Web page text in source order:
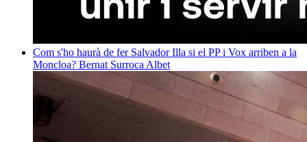
Com s'ho haurà de fer Salvador Illa si el PP i Vox arriben a la
Moncloa? Bernat Surroca Albet